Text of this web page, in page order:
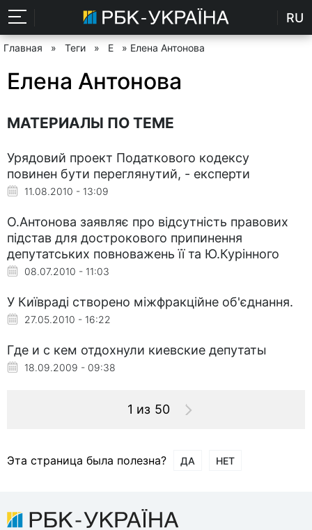
RU
Главная » Теги » Е » Елена Антонова
Елена Антонова
МАТЕРИАЛЫ ПО ТЕМЕ
Урядовий проект Податкового кодексу
повинен бути переглянутий, - експерти
11.08.2010 - 13:09
О.Антонова заявляє про відсутність правових
підстав для дострокового припинення
депутатських повноважень її та Ю.Курінного
08.07.2010 - 11:03
У Київраді створено міжфракційне об'єднання.
27.05.2010 - 16:22
Где и с кем отдохнули киевские депутаты
18.09.2009 - 09:38
1 из 50
Эта страница была полезна? ДА НЕТ